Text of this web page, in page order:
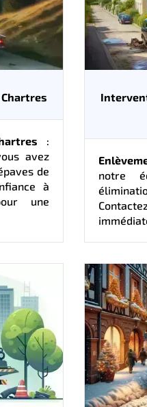
:
avez
de
à
une
notre